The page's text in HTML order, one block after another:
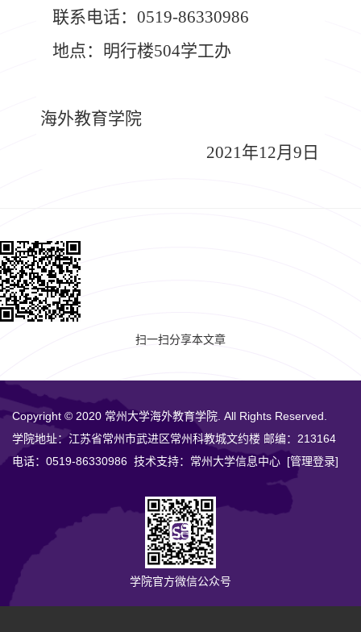
联系电话： 0519-86330986
地点：明行楼504学工办
海外教育学院
2021年12月9日
扫一扫分享本文章
Copyright © 2020 常州大学海外教育学院. All Rights Reserved.
学院地址：江苏省常州市武进区常州科教城文约楼 邮编：213164
电话：0519-86330986 技术支持：常州大学信息中心 [管理登录]
学院官方微信公众号